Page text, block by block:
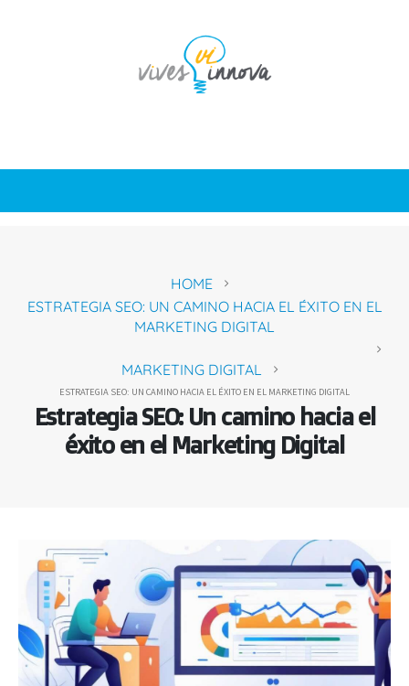
HOME
ESTRATEGIA SEO: UN CAMINO HACIA EL ÉXITO EN EL
MARKETING DIGITAL
MARKETING DIGITAL
ESTRATEGIA SEO: UN CAMINO HACIA EL ÉXITO EN EL MARKETING DIGITAL
Estrategia SEO: Un camino hacia el
éxito en el Marketing Digital